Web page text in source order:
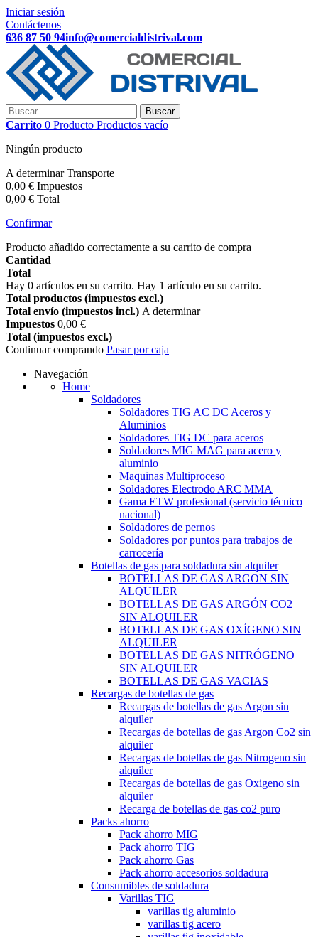
Iniciar sesión
Contáctenos
636 87 50 94info@comercialdistrival.com
Buscar
Carrito 0 Producto Productos vacío
Ningún producto
A determinarTransporte
0,00 € Impuestos
0,00 € Total
Confirmar
Producto añadido correctamente a su carrito de compra
Cantidad
Total
Hay 0 artículos en su carrito. Hay 1 artículo en su carrito.
Total productos (impuestos excl.)
Total envío (impuestos incl.) A determinar
Impuestos 0,00 €
Total (impuestos excl.)
Continuar comprando Pasar por caja
Navegación
Home
Soldadores
Soldadores TIG AC DC Aceros y
Aluminios
Soldadores TIG DC para aceros
Soldadores MIG MAG para acero y
aluminio
Maquinas Multiproceso
Soldadores Electrodo ARC MMA
Gama ETW profesional (servicio técnico
nacional)
Soldadores de pernos
Soldadores por puntos para trabajos de
carrocería
Botellas de gas para soldadura sin alquiler
BOTELLAS DE GAS ARGON SIN
ALQUILER
BOTELLAS DE GAS ARGÓN CO2
SIN ALQUILER
BOTELLAS DE GAS OXÍGENO SIN
ALQUILER
BOTELLAS DE GAS NITRÓGENO
SIN ALQUILER
BOTELLAS DE GAS VACIAS
Recargas de botellas de gas
Recargas de botellas de gas Argon sin
alquiler
Recargas de botellas de gas Argon Co2 sin
alquiler
Recargas de botellas de gas Nitrogeno sin
alquiler
Recargas de botellas de gas Oxigeno sin
alquiler
Recarga de botellas de gas co2 puro
Packs ahorro
Pack ahorro MIG
Pack ahorro TIG
Pack ahorro Gas
Pack ahorro accesorios soldadura
Consumibles de soldadura
Varillas TIG
varillas tig aluminio
varillas tig acero